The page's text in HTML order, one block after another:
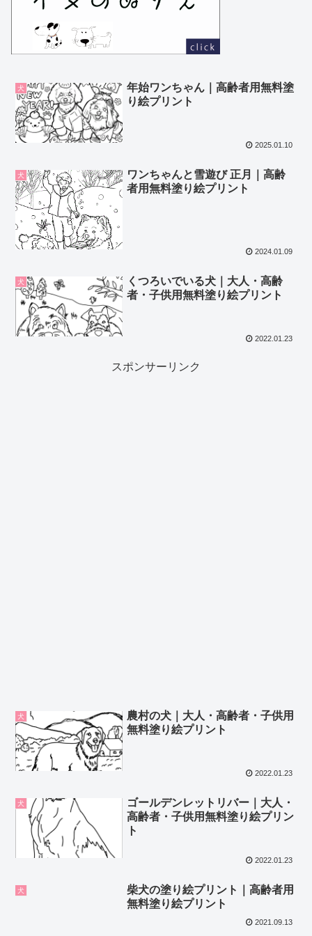
犬
年始ワンちゃん｜高齢者用無料塗
り絵プリント
2025.01.10
犬
ワンちゃんと雪遊び 正月｜高齢
者用無料塗り絵プリント
2024.01.09
犬
くつろいでいる犬｜大人・高齢
者・子供用無料塗り絵プリント
2022.01.23
スポンサーリンク
犬
農村の犬｜大人・高齢者・子供用
無料塗り絵プリント
2022.01.23
犬
ゴールデンレットリバー｜大人・
高齢者・子供用無料塗り絵プリン
ト
2022.01.23
犬
柴犬の塗り絵プリント｜高齢者用
無料塗り絵プリント
2021.09.13